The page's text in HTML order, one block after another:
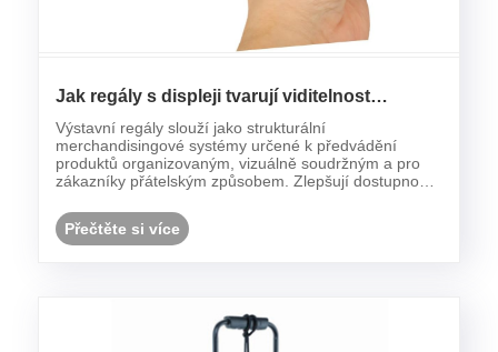
Jak regály s displeji tvarují viditelnost
produktu a optimalizaci prodejního prostoru?
Výstavní regály slouží jako strukturální
merchandisingové systémy určené k předvádění
produktů organizovaným, vizuálně soudržným a pro
zákazníky přátelským způsobem. Zlepšují dostupnost
celkové nákupní chování prostřednictvím
optimalizovaného umístěn......
Přečtěte si více